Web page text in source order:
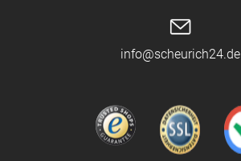
info@scheurich24.de